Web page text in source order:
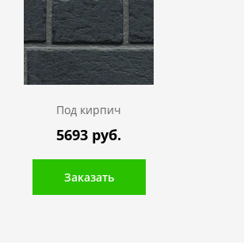
Под кирпич
5693 руб.
Заказать